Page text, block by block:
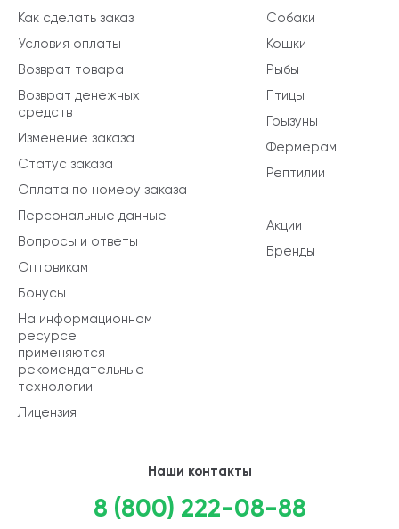
Собаки
Кошки
Рыбы
Птицы
Грызуны
Фермерам
Рептилии
Акции
Бренды
Как сделать заказ
Условия оплаты
Возврат товара
Возврат денежных
средств
Изменение заказа
Статус заказа
Оплата по номеру заказа
Персональные данные
Вопросы и ответы
Оптовикам
Бонусы
На информационном
ресурсе
применяются
рекомендательные
технологии
Лицензия
Наши контакты
8 (800) 222-08-88